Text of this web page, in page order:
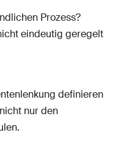
Prozess?
eindeutig geregelt
definieren
nur den